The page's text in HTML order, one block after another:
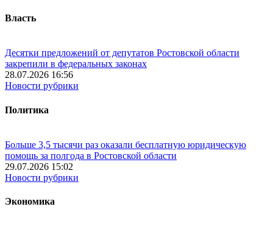
Власть
Десятки предложений от депутатов Ростовской области
закрепили в федеральных законах
28.07.2026 16:56
Новости рубрики
Политика
Больше 3,5 тысячи раз оказали бесплатную юридическую
помощь за полгода в Ростовской области
29.07.2026 15:02
Новости рубрики
Экономика